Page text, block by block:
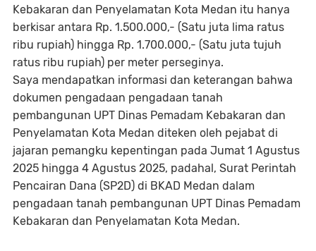
Kebakaran dan Penyelamatan Kota Medan itu hanya
berkisar antara Rp. 1.500.000,- (Satu juta lima ratus
ribu rupiah) hingga Rp. 1.700.000,- (Satu juta tujuh
ratus ribu rupiah) per meter perseginya.
Saya mendapatkan informasi dan keterangan bahwa
dokumen pengadaan pengadaan tanah
pembangunan UPT Dinas Pemadam Kebakaran dan
Penyelamatan Kota Medan diteken oleh pejabat di
jajaran pemangku kepentingan pada Jumat 1 Agustus
2025 hingga 4 Agustus 2025, padahal, Surat Perintah
Pencairan Dana (SP2D) di BKAD Medan dalam
pengadaan tanah pembangunan UPT Dinas Pemadam
Kebakaran dan Penyelamatan Kota Medan.